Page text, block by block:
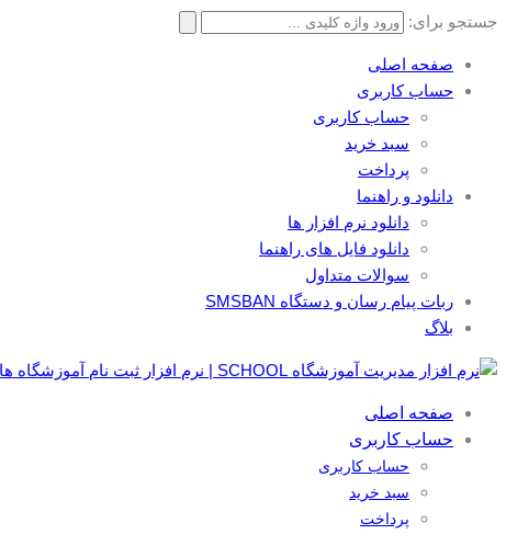
جستجو برای:
صفحه اصلی
حساب کاربری
حساب کاربری
سبد خرید
پرداخت
دانلود و راهنما
دانلود نرم افزار ها
دانلود فایل های راهنما
سوالات متداول
ربات پیام رسان و دستگاه SMSBAN
بلاگ
صفحه اصلی
حساب کاربری
حساب کاربری
سبد خرید
پرداخت